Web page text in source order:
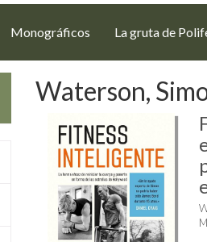
Monográficos La gruta de
Waterson,